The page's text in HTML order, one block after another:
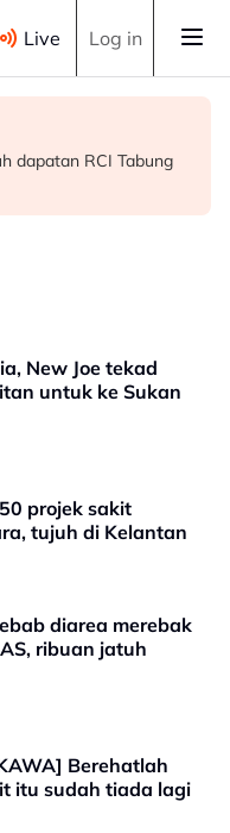
Live Log in
masih anggota PN -
titah Agong, mahu
dapatan RCI Tabung
New Joe tekad
untuk ke Sukan
projek sakit
tujuh di Kelantan
diarea merebak
ribuan jatuh
Berehatlah
itu sudah tiada lagi